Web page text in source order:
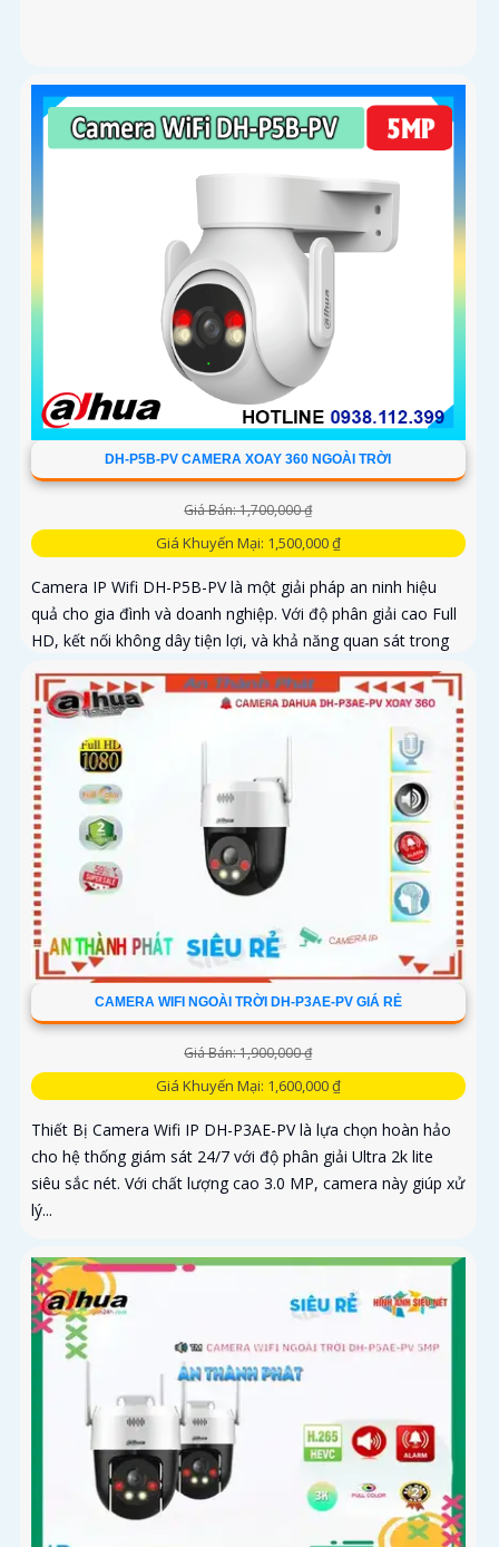
DH-P5B-PV CAMERA XOAY 360 NGOÀI TRỜI
Giá Bán: 1,700,000 ₫
Giá Khuyến Mại: 1,500,000 ₫
Camera IP Wifi DH-P5B-PV là một giải pháp an ninh hiệu
quả cho gia đình và doanh nghiệp. Với độ phân giải cao Full
HD, kết nối không dây tiện lợi, và khả năng quan sát trong
ánh sáng yếu, camera giúp bạn theo dõi mọi góc cạnh một
cách rõ ràng
CAMERA WIFI NGOÀI TRỜI DH-P3AE-PV GIÁ RẺ
Giá Bán: 1,900,000 ₫
Giá Khuyến Mại: 1,600,000 ₫
Thiết Bị Camera Wifi IP DH-P3AE-PV là lựa chọn hoàn hảo
cho hệ thống giám sát 24/7 với độ phân giải Ultra 2k lite
siêu sắc nét. Với chất lượng cao 3.0 MP, camera này giúp xử
lý...